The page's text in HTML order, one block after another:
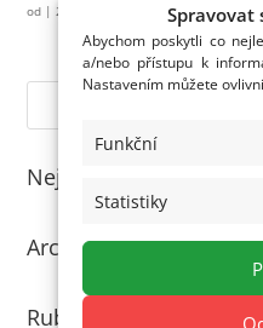
Spravovat
Abychom poskytli co
a/nebo přístupu k
Nastavením můžete
Funkční
Statistiky
od |27.11.2020
Nejnovější komentáře
Archivy
Rubriky